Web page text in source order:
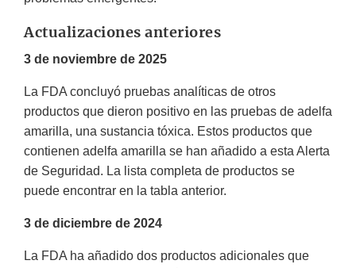
Actualizaciones anteriores
3 de noviembre de 2025
La FDA concluyó pruebas analíticas de otros
productos que dieron positivo en las pruebas de adelfa
amarilla, una sustancia tóxica. Estos productos que
contienen adelfa amarilla se han añadido a esta Alerta
de Seguridad. La lista completa de productos se
puede encontrar en la tabla anterior.
3 de diciembre de 2024
La FDA ha añadido dos productos adicionales que